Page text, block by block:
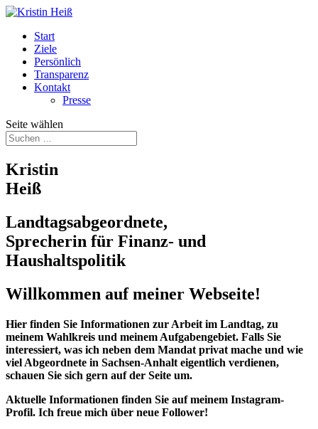
Start
Ziele
Persönlich
Transparenz
Kontakt
Presse
Seite wählen
Kristin
Heiß
Landtagsabgeordnete,
Sprecherin für Finanz- und
Haushaltspolitik
Willkommen auf meiner Webseite!
Hier finden Sie Informationen zur Arbeit im Landtag, zu
meinem Wahlkreis und meinem Aufgabengebiet. Falls Sie
interessiert, was ich neben dem Mandat privat mache und wie
viel Abgeordnete in Sachsen-Anhalt eigentlich verdienen,
schauen Sie sich gern auf der Seite um.
Aktuelle Informationen finden Sie auf meinem Instagram-
Profil. Ich freue mich über neue Follower!